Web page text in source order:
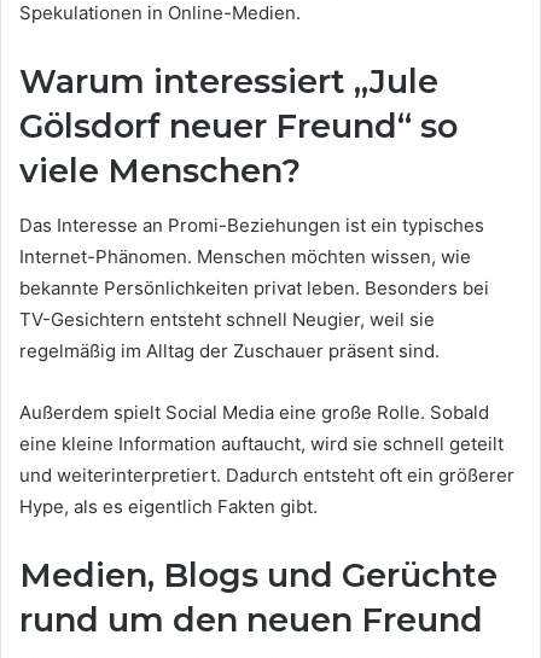
Spekulationen in Online-Medien.
Warum interessiert „Jule
Gölsdorf neuer Freund“ so
viele Menschen?
Das Interesse an Promi-Beziehungen ist ein typisches
Internet-Phänomen. Menschen möchten wissen, wie
bekannte Persönlichkeiten privat leben. Besonders bei
TV-Gesichtern entsteht schnell Neugier, weil sie
regelmäßig im Alltag der Zuschauer präsent sind.
Außerdem spielt Social Media eine große Rolle. Sobald
eine kleine Information auftaucht, wird sie schnell geteilt
und weiterinterpretiert. Dadurch entsteht oft ein größerer
Hype, als es eigentlich Fakten gibt.
Medien, Blogs und Gerüchte
rund um den neuen Freund